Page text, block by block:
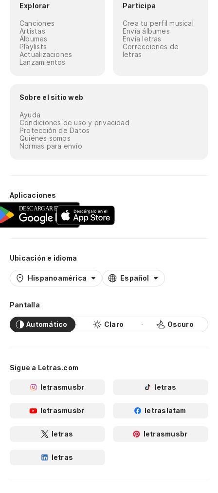
Explorar
Canciones
Artistas
Álbumes
Playlists
Actualizaciones
Lanzamientos
Participa
Crea tu perfil musical
Envía álbumes
Envía letras
Correcciones de
letras
Sobre el sitio web
Ayuda
Condiciones de uso y privacidad
Protección de Datos
Quiénes somos
Normas para envío
Aplicaciones
Ubicación e idioma
Hispanoamérica Español
Pantalla
Automático Claro Oscuro
Sigue a Letras.com
letrasmusbr letras
letrasmusbr letraslatam
letras letrasmusbr
letras